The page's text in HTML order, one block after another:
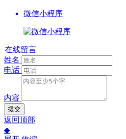
微信小程序
在线留言
姓名
电话
内容
提交
返回顶部
◆